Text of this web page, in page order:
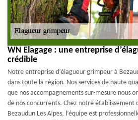
WN Elagage : une entreprise
crédible
Notre entreprise d’élagueur grimpeur à
dans toute la région. Nos services de haute
que nos accompagnements sur-mesure nous
de nos concurrents. Chez notre établissement
Bezaudun Les Alpes, l’équipe est